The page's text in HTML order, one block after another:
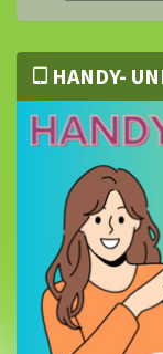
HANDY-